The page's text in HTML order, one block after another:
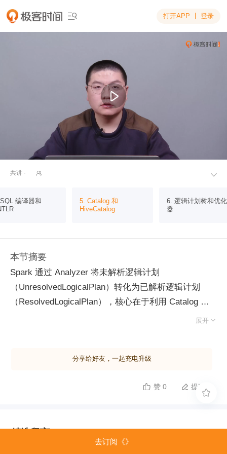
 打开APP 登录

共讲 · 
编译器和
5. Catalog 和
HiveCatalog
6. 逻辑计划树和优化
器
本节摘要
Spark 通过 Analyzer 将未解析逻辑计划
（UnresolvedLogicalPlan）转化为已解析逻辑计划
（ResolvedLogicalPlan），核心在于利用 Catalog 完
成数据绑定。Catalog 负责管理数据库、表、视图及函
现为 HiveExternalCatalog，后者通过 Hive Client 发起
象并转换为 Spark 内部的 CatalogTable。 Analyzer 基
型规则包括解析表引用、列名绑定及类型转换
展开 
分享给好友，一起充电升级
 赞 0  提建议
精选留言
去订阅《》
